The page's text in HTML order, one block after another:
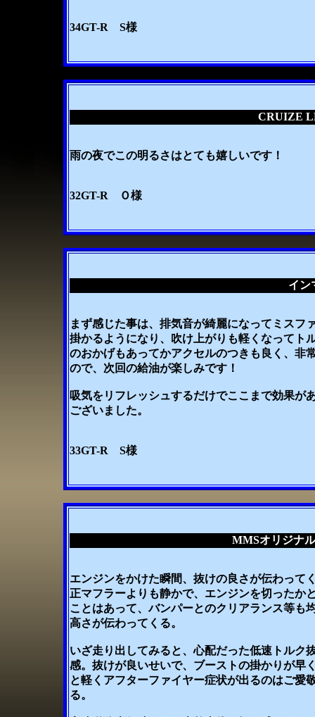
34GT-R S様
CRUIZE
雨の夜でこの明るさはとても嬉しいです！
32GT-R Ｏ様
イン
まず感じた事は、排気音が綺麗になってミスフ
掛かるようになり、吹け上がりも軽くなってト
のおかげもあってかアクセルのつきも良く、非
ので、次回の給油が楽しみです！
吸気をリフレッシュするだけでここまで効果が
ございました。
33GT-R S様
MMSオリジナ
エンジンをかけた瞬間、抜けの良さが伝わって
正マフラーよりも静かで、エンジンを切ったか
ことはあって、バンパーとのクリアランス等も
高さが伝わってくる。
いざ走り出してみると、心配だった低速トルク
感。抜けが良いせいで、ブーストの掛かりが早
と軽くアフターファイヤー症状が出るのはご愛
る。